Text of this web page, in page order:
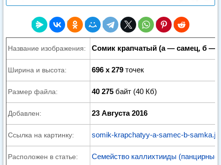
Название изображения: Сомик крапчатый (а — самец, б —
Ширина и высота: 696 x 279 точек
Размер файла: 40 275 байт (40 Кб)
Добавлен: 23 Августа 2016
Ссылка на картинку: somik-krapchatyy-a-samec-b-
Расположен в статье: Семейство каллихтииды (панцирные